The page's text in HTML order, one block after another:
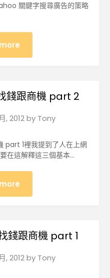
關鍵字搜尋廣告的策略
錢跟商機 part 2
, 2012by Tony
part 1裡我提到了人在上網
在這解釋這三個基本…
錢跟商機 part 1
, 2012by Tony